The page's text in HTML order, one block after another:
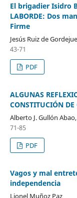
El brigadier Isidro
LABORDE: Dos
Firme
Jesús Ruiz de
43-71
PDF
ALGUNAS
CONSTITUCIÓN
Alberto J. Gullón
71-85
PDF
Vagos y mal
independencia
Lionel Muñoz Paz